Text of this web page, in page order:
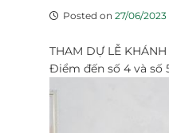
Posted on 27/06/2023
THAM DỰ LỄ
Điểm đến số 4 và số